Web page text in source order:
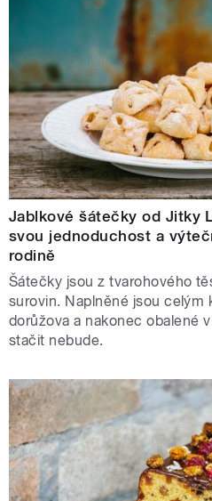
Jablkové šátečky od Jitky
svou jednoduchost a
rodině
Šátečky jsou z tvarohového
surovin. Naplněné jsou celým
dorůžova a nakonec obalené
stačit nebude.